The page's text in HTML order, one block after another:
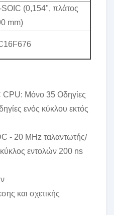
SOIC (0,154", πλάτος
mm)
Μόνο 35 Οδηγίες
ενός κύκλου εκτός
- 20 MHz ταλαντωτής/
εντολών 200 ns
και σχετικής